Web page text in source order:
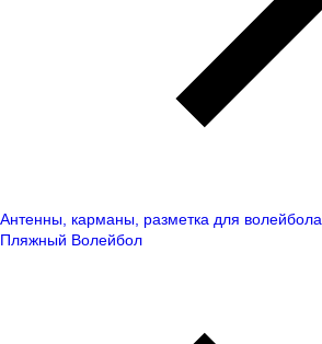
Антенны, карманы, разметка для волейбола
Пляжный Волейбол